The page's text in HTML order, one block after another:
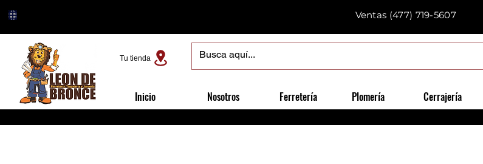
Ventas (477) 719-5607
Tu tienda
Inicio Nosotros Ferretería Plomería Cerrajería